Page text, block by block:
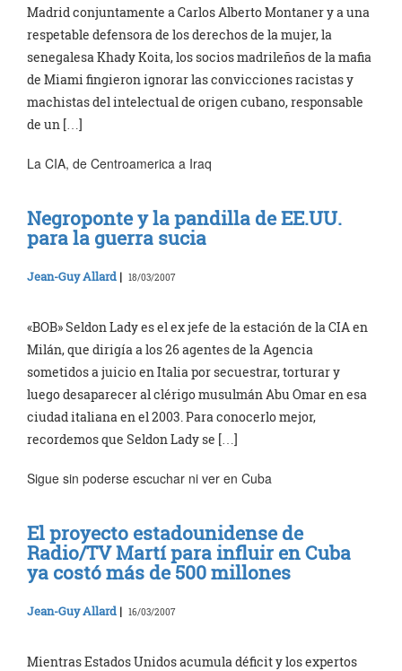
Madrid conjuntamente a Carlos Alberto Montaner y a una
respetable defensora de los derechos de la mujer, la
senegalesa Khady Koita, los socios madrileños de la mafia
de Miami fingieron ignorar las convicciones racistas y
machistas del intelectual de origen cubano, responsable
de un […]
La CIA, de Centroamerica a Iraq
Negroponte y la pandilla de EE.UU.
para la guerra sucia
Jean-Guy Allard | 18/03/2007
«BOB» Seldon Lady es el ex jefe de la estación de la CIA en
Milán, que dirigía a los 26 agentes de la Agencia
sometidos a juicio en Italia por secuestrar, torturar y
luego desaparecer al clérigo musulmán Abu Omar en esa
ciudad italiana en el 2003. Para conocerlo mejor,
recordemos que Seldon Lady se […]
Sigue sin poderse escuchar ni ver en Cuba
El proyecto estadounidense de
Radio/TV Martí para influir en Cuba
ya costó más de 500 millones
Jean-Guy Allard | 16/03/2007
Mientras Estados Unidos acumula déficit y los expertos